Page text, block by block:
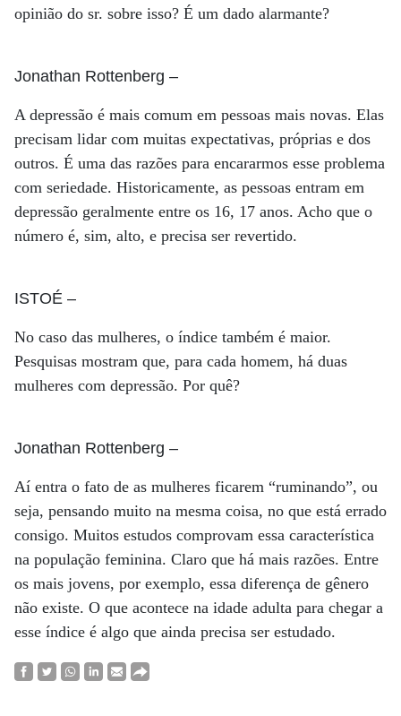
opinião do sr. sobre isso? É um dado alarmante?
Jonathan Rottenberg –
A depressão é mais comum em pessoas mais novas. Elas
precisam lidar com muitas expectativas, próprias e dos
outros. É uma das razões para encararmos esse problema
com seriedade. Historicamente, as pessoas entram em
depressão geralmente entre os 16, 17 anos. Acho que o
número é, sim, alto, e precisa ser revertido.
ISTOÉ –
No caso das mulheres, o índice também é maior.
Pesquisas mostram que, para cada homem, há duas
mulheres com depressão. Por quê?
Jonathan Rottenberg –
Aí entra o fato de as mulheres ficarem “ruminando”, ou
seja, pensando muito na mesma coisa, no que está errado
consigo. Muitos estudos comprovam essa característica
na população feminina. Claro que há mais razões. Entre
os mais jovens, por exemplo, essa diferença de gênero
não existe. O que acontece na idade adulta para chegar a
esse índice é algo que ainda precisa ser estudado.